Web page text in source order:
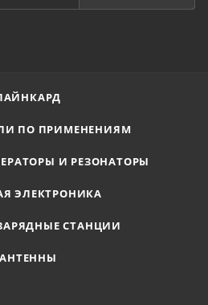
ПО ПРИМЕНЕНИЯМ
И РЕЗОНАТОРЫ
ЭЛЕКТРОНИКА
СТАНЦИИ
АНТЕННЫ